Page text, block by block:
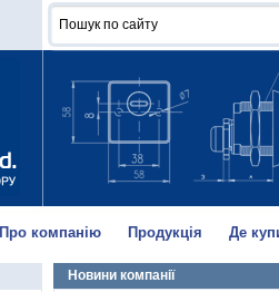
Про компанію Продукція Де
Новини компанії